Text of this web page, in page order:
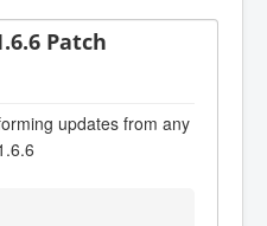
Patch
updates from any